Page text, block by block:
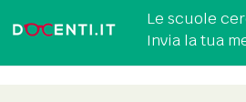
Le scuole
Invia la tua